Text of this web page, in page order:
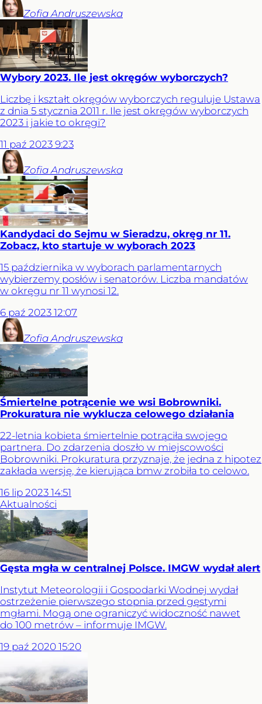
Zofia Andruszewska
Wybory 2023. Ile jest okręgów wyborczych?
Liczbę i kształt okręgów wyborczych reguluje Ustawa
z dnia 5 stycznia 2011 r. Ile jest okręgów wyborczych
2023 i jakie to okręgi?
11 paź 2023 9:23
Zofia Andruszewska
Kandydaci do Sejmu w Sieradzu, okręg nr 11.
Zobacz, kto startuje w wyborach 2023
15 października w wyborach parlamentarnych
wybierzemy posłów i senatorów. Liczba mandatów
w okręgu nr 11 wynosi 12.
6 paź 2023 12:07
Zofia Andruszewska
Śmiertelne potrącenie we wsi Bobrowniki.
Prokuratura nie wyklucza celowego działania
22-letnia kobieta śmiertelnie potrąciła swojego
partnera. Do zdarzenia doszło w miejscowości
Bobrowniki. Prokuratura przyznaje, że jedna z hipotez
zakłada wersję, że kierująca bmw zrobiła to celowo.
16 lip 2023 14:51
Aktualności
Gęsta mgła w centralnej Polsce. IMGW wydał alert
Instytut Meteorologii i Gospodarki Wodnej wydał
ostrzeżenie pierwszego stopnia przed gęstymi
mgłami. Mogą one ograniczyć widoczność nawet
do 100 metrów – informuje IMGW.
19 paź 2020 15:20